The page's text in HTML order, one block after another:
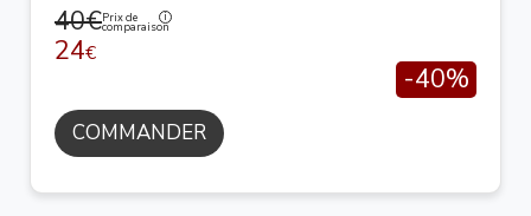
40€Prix de
comparaison
24€
-40%
COMMANDER